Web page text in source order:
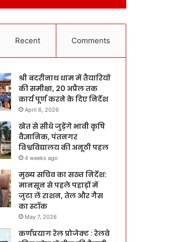
Recent Comments
श्री बदरीनाथ धाम में तैयारियों
की समीक्षा, 20 अप्रैल तक
कार्य पूर्ण करने के दिए निर्देश
April 6, 2026
खेत से सीधे जुड़ेंगे भावी कृषि
वैज्ञानिक, पंतनगर
विश्वविद्यालय की अनूठी पहल
4 weeks ago
मुख्य सचिव का सख्त निर्देश:
मानसून से पहले पहाड़ों में
जुटा लें राशन, तेल और गैस
का स्टॉक
May 7, 2026
कर्णप्रयाग रेल प्रोजेक्ट : रेलवे